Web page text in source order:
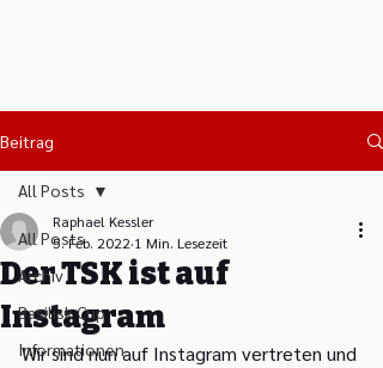
Beitrag
All Posts
Archiv
Basilisk Cup
Informationen
All Posts
Der TSK ist auf
Instagram
Raphael Kessler
5. Feb. 2022 1 Min. Lesezeit
Wir sind nun auf Instagram vertreten und